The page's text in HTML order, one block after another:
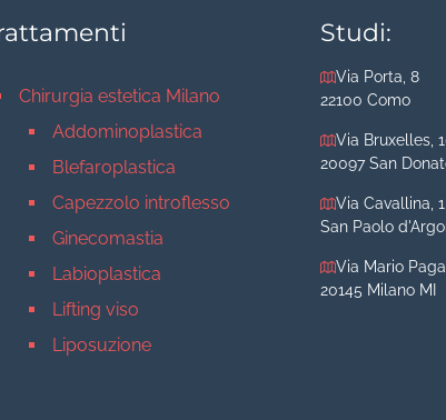
Chirurgia estetica Milano
Addominoplastica
Blefaroplastica
Capezzolo introflesso
Ginecomastia
Labioplastica
Lifting viso
Liposuzione
Studi:
Via Porta, 8
22100 Como
Via Bruxelles,
20097 San
Via Cavallina,
San Paolo
Via Mario
20145 Milano MI